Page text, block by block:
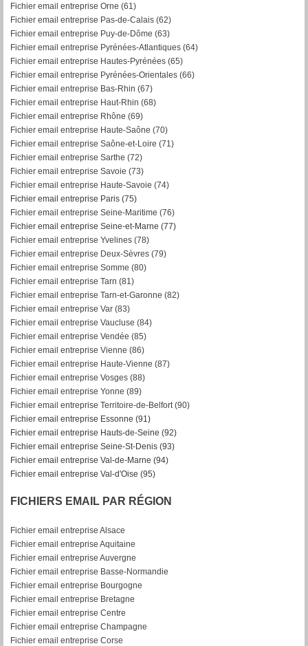
Fichier email entreprise Orne (61)
Fichier email entreprise Pas-de-Calais (62)
Fichier email entreprise Puy-de-Dôme (63)
Fichier email entreprise Pyrénées-Atlantiques (64)
Fichier email entreprise Hautes-Pyrénées (65)
Fichier email entreprise Pyrénées-Orientales (66)
Fichier email entreprise Bas-Rhin (67)
Fichier email entreprise Haut-Rhin (68)
Fichier email entreprise Rhône (69)
Fichier email entreprise Haute-Saône (70)
Fichier email entreprise Saône-et-Loire (71)
Fichier email entreprise Sarthe (72)
Fichier email entreprise Savoie (73)
Fichier email entreprise Haute-Savoie (74)
Fichier email entreprise Paris (75)
Fichier email entreprise Seine-Maritime (76)
Fichier email entreprise Seine-et-Marne (77)
Fichier email entreprise Yvelines (78)
Fichier email entreprise Deux-Sèvres (79)
Fichier email entreprise Somme (80)
Fichier email entreprise Tarn (81)
Fichier email entreprise Tarn-et-Garonne (82)
Fichier email entreprise Var (83)
Fichier email entreprise Vaucluse (84)
Fichier email entreprise Vendée (85)
Fichier email entreprise Vienne (86)
Fichier email entreprise Haute-Vienne (87)
Fichier email entreprise Vosges (88)
Fichier email entreprise Yonne (89)
Fichier email entreprise Territoire-de-Belfort (90)
Fichier email entreprise Essonne (91)
Fichier email entreprise Hauts-de-Seine (92)
Fichier email entreprise Seine-St-Denis (93)
Fichier email entreprise Val-de-Marne (94)
Fichier email entreprise Val-d'Oise (95)
FICHIERS EMAIL PAR RÉGION
Fichier email entreprise Alsace
Fichier email entreprise Aquitaine
Fichier email entreprise Auvergne
Fichier email entreprise Basse-Normandie
Fichier email entreprise Bourgogne
Fichier email entreprise Bretagne
Fichier email entreprise Centre
Fichier email entreprise Champagne
Fichier email entreprise Corse